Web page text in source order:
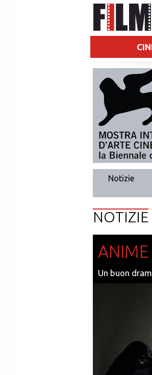
Notizie
NOTIZIE
ANIME
Un buon